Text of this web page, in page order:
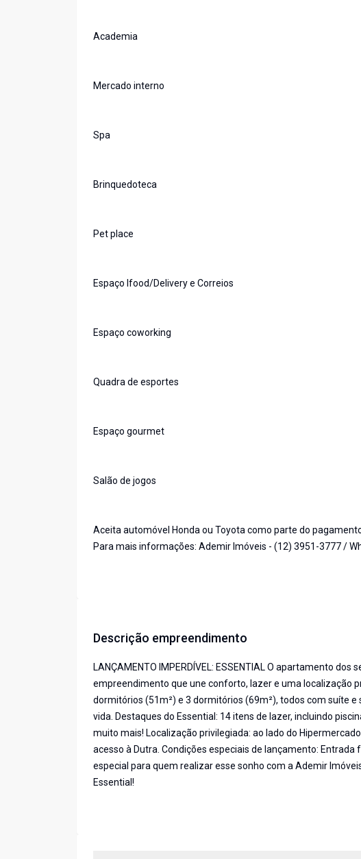
Academia
Mercado interno
Spa
Brinquedoteca
Pet place
Espaço Ifood/Delivery e Correios
Espaço coworking
Quadra de esportes
Espaço gourmet
Salão de jogos
Aceita automóvel Honda ou Toyota como parte do
Para mais informações: Ademir Imóveis - (12) 3951-3777 /
Descrição empreendimento
LANÇAMENTO IMPERDÍVEL: ESSENTIAL O apartamento dos
empreendimento que une conforto, lazer e uma localização
dormitórios (51m²) e 3 dormitórios (69m²), todos com suíte
vida. Destaques do Essential: 14 itens de lazer, incluindo
muito mais! Localização privilegiada: ao lado do
acesso à Dutra. Condições especiais de lançamento: Entrada
especial para quem realizar esse sonho com a Ademir
Essential!